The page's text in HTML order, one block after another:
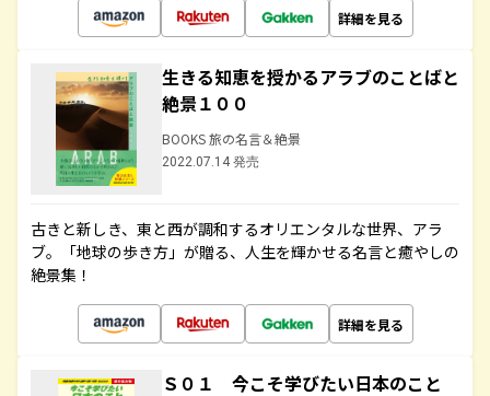
詳細を見る
生きる知恵を授かるアラブのことばと
絶景１００
BOOKS 旅の名言＆絶景
2022.07.14 発売
古きと新しき、東と西が調和するオリエンタルな世界、アラ
ブ。「地球の歩き方」が贈る、人生を輝かせる名言と癒やしの
絶景集！
詳細を見る
Ｓ０１ 今こそ学びたい日本のこと